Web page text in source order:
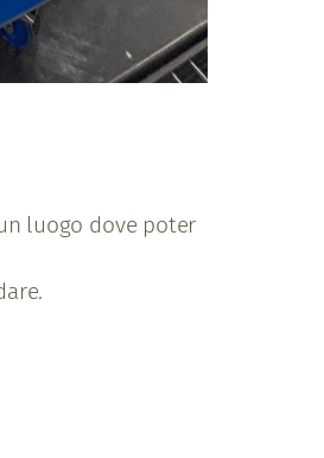
luogo dove poter